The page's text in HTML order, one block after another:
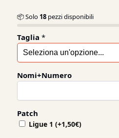
📦 Solo 18 pezzi disponibili
Taglia *
Nomi+Numero
Patch
Ligue 1 (+1,50€)